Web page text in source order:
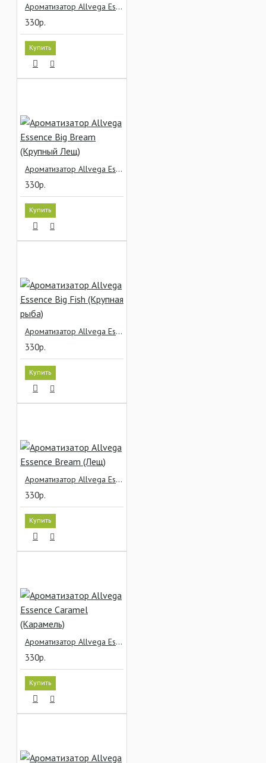
Ароматизатор Allvega Essence Anise (Анис)
330р.
Купить
Ароматизатор Allvega Essence Big Bream (Крупный Лещ)
330р.
Купить
Ароматизатор Allvega Essence Big Fish (Крупная рыба)
330р.
Купить
Ароматизатор Allvega Essence Bream (Лещ)
330р.
Купить
Ароматизатор Allvega Essence Caramel (Карамель)
330р.
Купить